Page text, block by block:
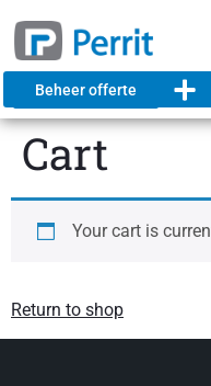
Beheer offerte
Cart
Your cart is
Return to shop